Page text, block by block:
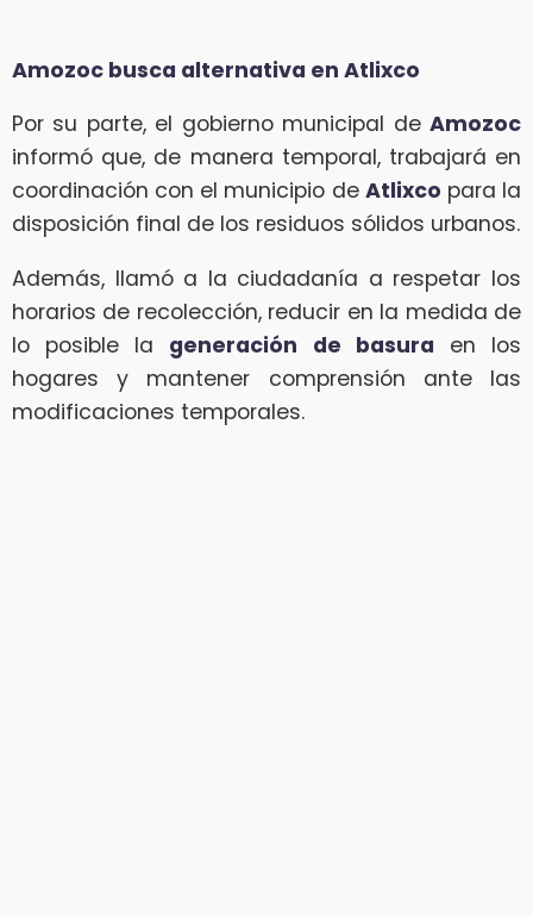
Amozoc busca alternativa en Atlixco
Por su parte, el gobierno municipal de Amozoc
informó que, de manera temporal, trabajará en
coordinación con el municipio de Atlixco para la
disposición final de los residuos sólidos urbanos.
Además, llamó a la ciudadanía a respetar los
horarios de recolección, reducir en la medida de
lo posible la generación de basura en los
hogares y mantener comprensión ante las
modificaciones temporales.